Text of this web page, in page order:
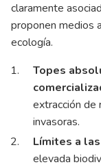
claramente
proponen medios
ecología.
Topes
extracción de
invasoras.
Límites a
elevada